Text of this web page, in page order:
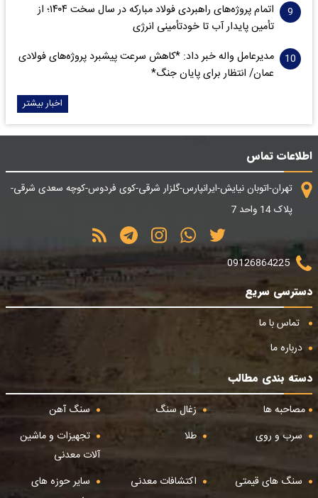
اتمام پروژه‌های راهبردی فولاد مبارکه در سال سخت ۱۴۰۴؛ از
تأمین پایدار آب تا خودتأمینی انرژی
مدیرعامل واله خبر داد: *کاهش سرعت پیشبرد پروژه‌های فولادی
عمان/ انتظار برای پایان جنگ*
اخبار بیشتر
اطلاعات تماس
تهران-اتوبان نیایش-ایرانپارس-گلزار شرقی-کوی فردوس-کوچه سعدی شرقی-
پلاک 14 واحد 7
09126864225
دسترسی سریع
تماس با ما
درباره ما
دسته بندی مطالب
مصاحبه ها
زغال سنگ
سنگ آهن
سرب و روی
طلا
تجهیزات و ماشین
آلات معدنی
سنگ های قیمتی
اکتشافات معدنی
سایر حوزه های